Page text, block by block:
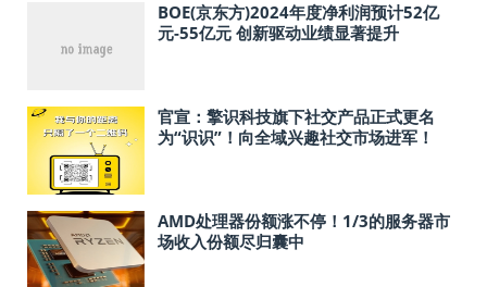
BOE(京东方)2024年度净利润预计52亿
元-55亿元 创新驱动业绩显著提升
官宣：擎识科技旗下社交产品正式更名
为“识识”！向全域兴趣社交市场进军！
AMD处理器份额涨不停！1/3的服务器市
场收入份额尽归囊中